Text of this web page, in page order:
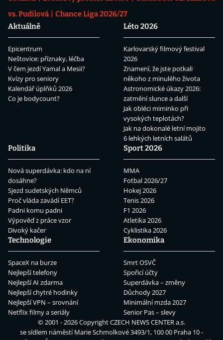
vs. Pudilová
Chance Liga 2026/27
Aktuálně
Epicentrum
Neštovice: příznaky, léčba
V čem jezdí Yamal a Mesii?
Kvízy pro seniory
Kalendář úplňků 2026
Co je bodycount?
Léto 2026
Karlovarský filmový festival
2026
Znamení, že jste potkali
někoho z minulého života
Astronomické úkazy 2026:
zatmění slunce a další
Jak obléci miminko při
vysokých teplotách?
Jak na dokonalé letní mojito
6 lehkých letních salátů
Politika
Nová superdávka: kdo na ní
dosáhne?
Sjezd sudetských Němců
Proč vláda zavádí EET?
Padni komu padni
Výpověď z práce vzor
Divoký kačer
Sport 2026
MMA
Fotbal 2026/27
Hokej 2026
Tenis 2026
F1 2026
Atletika 2026
Cyklistika 2026
Technologie
SpaceX na burze
Nejlepší telefony
Nejlepší AI zdarma
Nejlepší chytré hodinky
Nejlepší VPN – srovnání
Netflix filmy a seriály
Ekonomika
Smrt OSVČ
Spořicí účty
Superdávka – změny
Důchody 2027
Minimální mzda 2027
Senior Pas – slevy
© 2001 - 2026 CopyrightCZECH NEWS CENTER a.s.
se sídlem náměstí Marie Schmolkové 3493/1, 100 00 Praha 10 -